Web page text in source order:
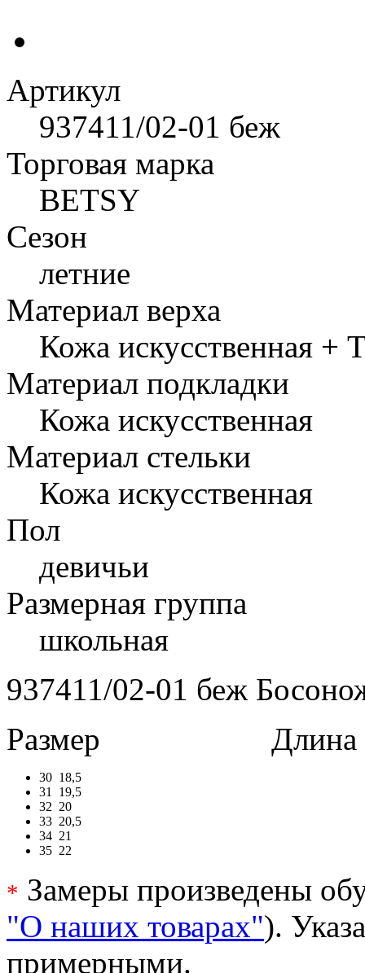
Артикул
937411/02-01 беж
Торговая марка
BETSY
Сезон
летние
Материал верха
Кожа искусственная +
Материал подкладки
Кожа искусственная
Материал стельки
Кожа искусственная
Пол
девичьи
Размерная группа
школьная
937411/02-01 беж
Размер
Длина в
30 18,5
31
19,5
32 20
33 20,5
34 21
35 22
* Замеры произведены
"О наших товарах").
примерными.